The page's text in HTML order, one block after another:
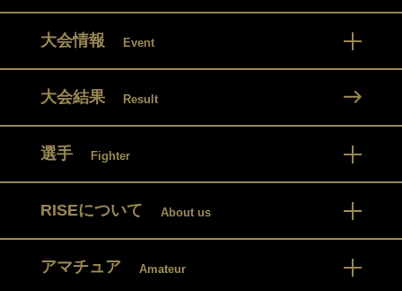
大会情報 Event
大会結果 Result
選手 Fighter
RISEについて About us
アマチュア Amateur